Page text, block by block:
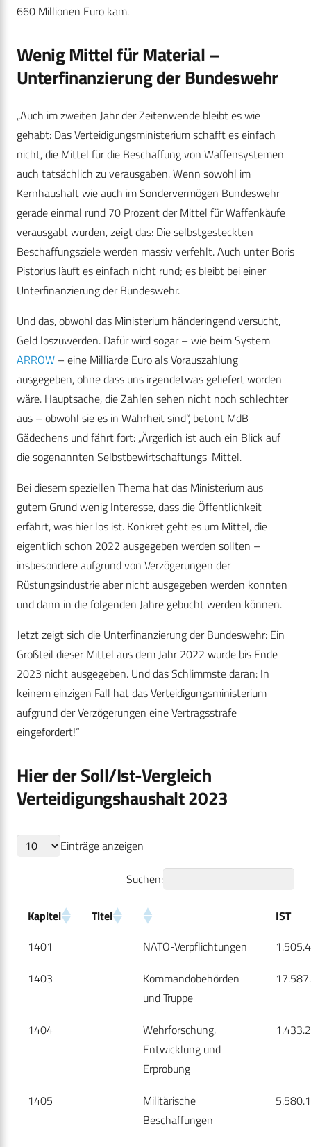
660 Millionen Euro kam.
Wenig Mittel für Material –
Unterfinanzierung der Bundeswehr
„Auch im zweiten Jahr der Zeitenwende bleibt es wie
gehabt: Das Verteidigungsministerium schafft es einfach
nicht, die Mittel für die Beschaffung von Waffensystemen
auch tatsächlich zu verausgaben. Wenn sowohl im
Kernhaushalt wie auch im Sondervermögen Bundeswehr
gerade einmal rund 70 Prozent der Mittel für Waffenkäufe
verausgabt wurden, zeigt das: Die selbstgesteckten
Beschaffungsziele werden massiv verfehlt. Auch unter Boris
Pistorius läuft es einfach nicht rund; es bleibt bei einer
Unterfinanzierung der Bundeswehr.
Und das, obwohl das Ministerium händeringend versucht,
Geld loszuwerden. Dafür wird sogar – wie beim System
ARROW – eine Milliarde Euro als Vorauszahlung
ausgegeben, ohne dass uns irgendetwas geliefert worden
wäre. Hauptsache, die Zahlen sehen nicht noch schlechter
aus – obwohl sie es in Wahrheit sind“, betont MdB
Gädechens und fährt fort: „Ärgerlich ist auch ein Blick auf
die sogenannten Selbstbewirtschaftungs-Mittel.
Bei diesem speziellen Thema hat das Ministerium aus
gutem Grund wenig Interesse, dass die Öffentlichkeit
erfährt, was hier los ist. Konkret geht es um Mittel, die
eigentlich schon 2022 ausgegeben werden sollten –
insbesondere aufgrund von Verzögerungen der
Rüstungsindustrie aber nicht ausgegeben werden konnten
und dann in die folgenden Jahre gebucht werden können.
Jetzt zeigt sich die Unterfinanzierung der Bundeswehr: Ein
Großteil dieser Mittel aus dem Jahr 2022 wurde bis Ende
2023 nicht ausgegeben. Und das Schlimmste daran: In
keinem einzigen Fall hat das Verteidigungsministerium
aufgrund der Verzögerungen eine Vertragsstrafe
eingefordert!“
Hier derSoll/Ist-Vergleich
Verteidigungshaushalt 2023
Einträge anzeigen
Suchen:
Kapitel Titel
IST
1401
NATO-Verpflichtungen
1403
Kommandobehörden
und Truppe
1404
Wehrforschung,
Entwicklung und
Erprobung
1405
Militärische
Beschaffungen